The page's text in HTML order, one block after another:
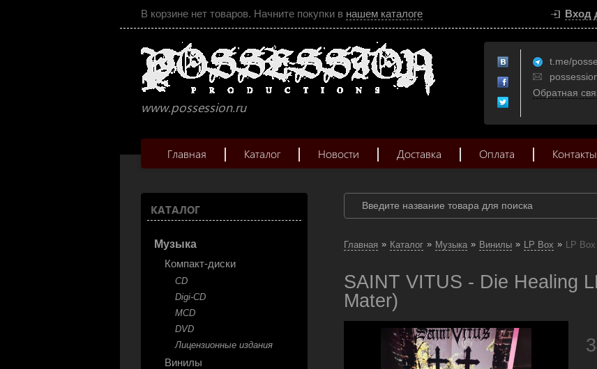
В корзине нет товаров. Начните покупки в нашем каталоге Вход
www.possession.ru
t.me/
Обратная
Главная Каталог Новости Доставка Оплата Контакты
КАТАЛОГ
Музыка
Компакт-диски
CD
Digi-CD
MCD
DVD
Лицензионные издания
Винилы
Главная » Каталог » Музыка » Винилы » LP Box » LP
SAINT VITUS - Die Healing
Mater)